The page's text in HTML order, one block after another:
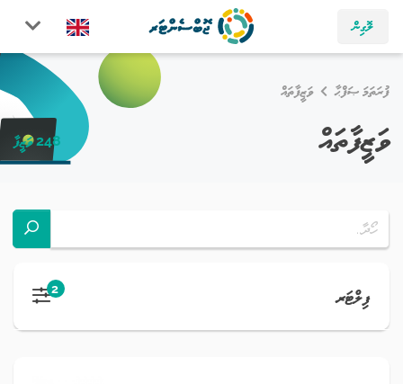
ލޮގިން
ފުރަތަމަ ޞަފްޙާ ވަޒީފާތައް
ވަޒީފާތައް 248 ވަޒީފާ
ފިލްޓަރ 2